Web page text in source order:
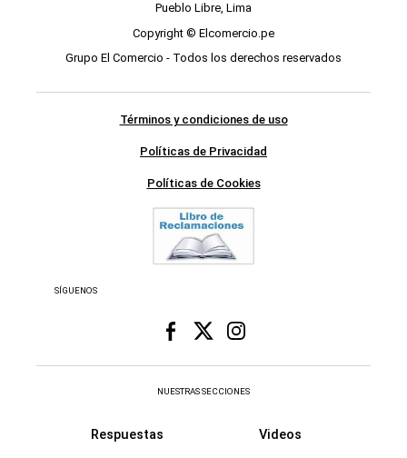
Pueblo Libre, Lima
Copyright © Elcomercio.pe
Grupo El Comercio - Todos los derechos reservados
Términos y condiciones de uso
Políticas de Privacidad
Políticas de Cookies
SÍGUENOS
NUESTRAS SECCIONES
Respuestas Videos